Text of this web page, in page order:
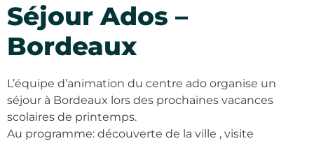
Séjour Ados –
Bordeaux
L’équipe d’animation du centre ado organise un
séjour à Bordeaux lors des prochaines vacances
scolaires de printemps.
Au programme: découverte de la ville , visite